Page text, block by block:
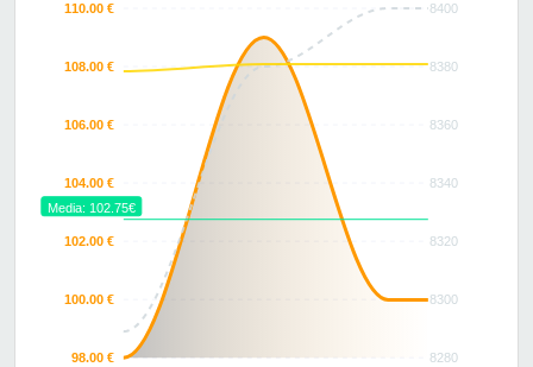
8400
8380
8360
8340
8320
8300
8280
110.00 €
108.00 €
106.00 €
104.00 €
102.00 €
100.00 €
98.00 €
Media: 102.75€